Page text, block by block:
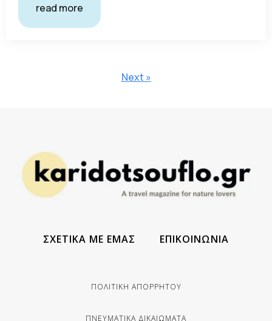
read more
Next »
ΣΧΕΤΙΚΑ ΜΕ ΕΜΑΣ ΕΠΙΚΟΙΝΩΝΙΑ
ΠΟΛΙΤΙΚΗ ΑΠΟΡΡΗΤΟΥ
ΠΝΕΥΜΑΤΙΚΑ ΔΙΚΑΙΩΜΑΤΑ